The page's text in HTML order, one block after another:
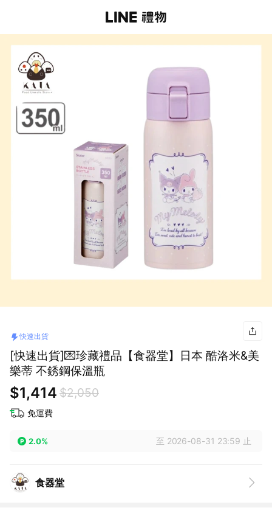
快速出貨
[快速出貨]💌珍藏禮品【食器堂】日本 酷洛米&美
樂蒂 不銹鋼保溫瓶
$1,414 $2,050
免運費
2.0% 至 2026-08-31 23:59 止
食器堂